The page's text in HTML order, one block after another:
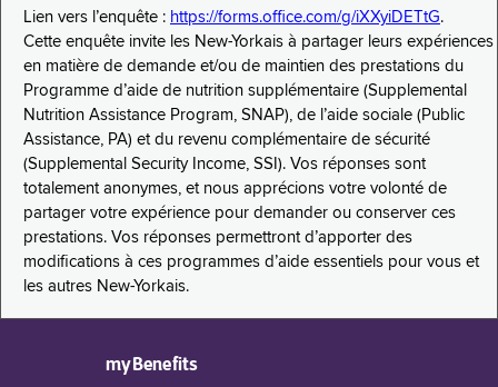
Lien vers l’enquête : https://forms.office.com/g/iXXyiDETtG.
Cette enquête invite les New-Yorkais à partager leurs expériences
en matière de demande et/ou de maintien des prestations du
Programme d’aide de nutrition supplémentaire (Supplemental
Nutrition Assistance Program, SNAP), de l’aide sociale (Public
Assistance, PA) et du revenu complémentaire de sécurité
(Supplemental Security Income, SSI). Vos réponses sont
totalement anonymes, et nous apprécions votre volonté de
partager votre expérience pour demander ou conserver ces
prestations. Vos réponses permettront d’apporter des
modifications à ces programmes d’aide essentiels pour vous et
les autres New-Yorkais.
myBenefits